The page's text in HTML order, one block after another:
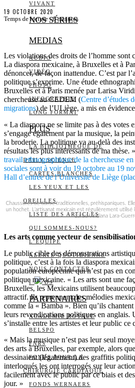
VIVANT
NOS SÉRIES
MEDIAS
AUDIO
VIDÉO
PHOTO
INFOGRAPHIE
LONG FORMAT
PLUS
LA BIBLIOTHÈQUE DE
DAILY SCIENCE
CARTES BLANCHES
LES YEUX ET LES
OREILLES
LISTE DES ARTICLES
QUI SOMMES-NOUS?
L’ÉQUIPE
ALERTE QUOTIDIENNE
NOUS CONTACTER
I DS
PARTENAIRES
ACADÉMIE ROYALE
BELSPO
FNRS
FONDS POUR LA
CHIRURGIE CARDIAQUE
FONDS WERNAERS
19 OCTOBRE 2020
Temps de lecture :6 minutes
Les violations des droits de l’homme sont
La diaspora mexicaine, à Bruxelles et à
dénoncer, de façon inattendue. C’est par
politique s’exprime. Une étude
Bruxelles et à Paris menée par Larisa
chercheuse au CEDEM (Centre d’études
migrations) de l’ULiège, a mis en
« La diaspora ne se limite pas à des votes
s’engage également par la musique, la
la broderie. La politique va au-delà des
résultats les plus intéressants de ma thèse. »
travail ethnographique de la chercheuse
sociales sont à voir du 19 octobre au 19
Hall d’entrée de l’Université de Liège
Chaussures de danse traditionnelles, préhispaniques.
un hochet. L’artisanat mexicain est régulièrement
Larisa Viridiana Lara-
Les arts comme vecteur de
Le public cible des démonstrations
politique, c’est à la fois la diaspora
population européenne qui n’est pas en
politique mexicaine. « Les arts sont une
Bruxelles, les Mexicains utilisent
attractif. Ils reprennent des mélodies
comme la « Bamba ». Bien qu’ils
leurs revendications politiques en anglais.
s’installe entre les artistes et leur public
« Mais la musique n’est pas leur seul
des arts à Bruxelles, par exemple, alors
dessinaient (légalement) des graffitis
interloqués les ont interrogés sur leur
facilement avec le public par ce biais et
jour. »